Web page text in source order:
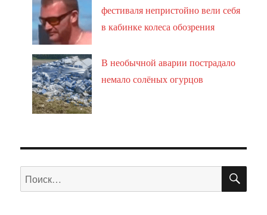
фестиваля непристойно вели себя
в кабинке колеса обозрения
В необычной аварии пострадало
немало солёных огурцов
Искать: